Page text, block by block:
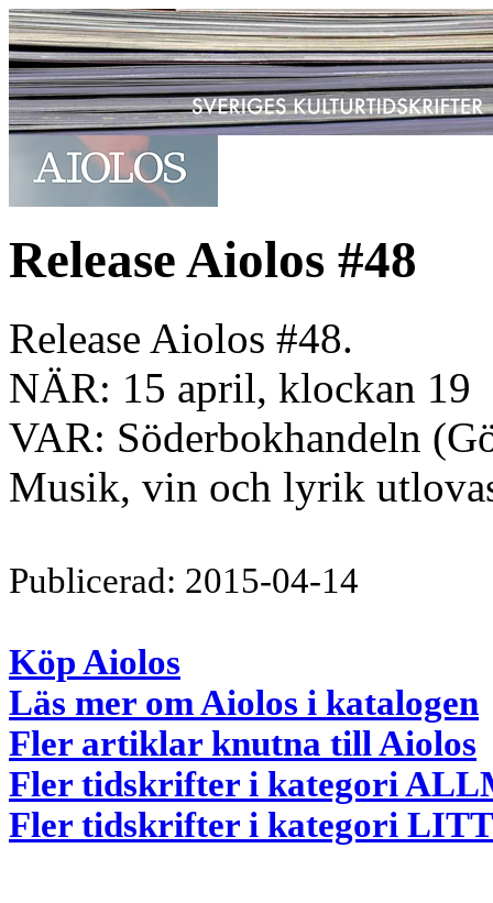
Release Aiolos #48
Release Aiolos #48.
NÄR: 15 april, klockan 19
VAR: Söderbokhandeln
Musik, vin och lyrik
Publicerad: 2015-04-14
Köp Aiolos
Läs mer om Aiolos i katalogen
Fler artiklar knutna till Aiolos
Fler tidskrifter i kategori
Fler tidskrifter i kategori